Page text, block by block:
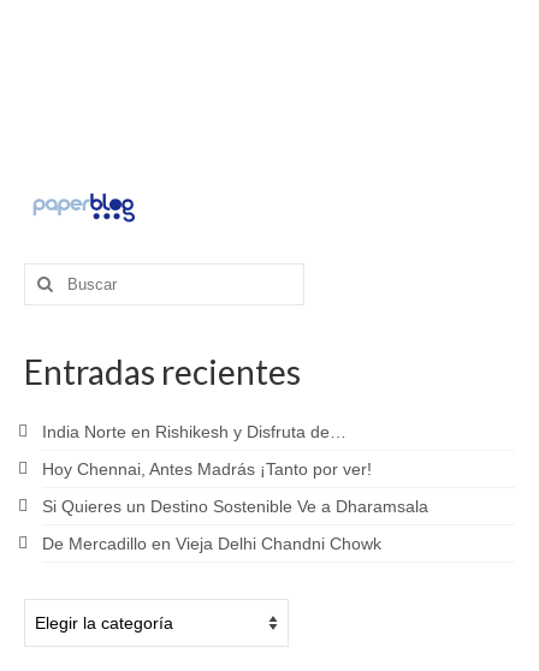
Buscar
por:
Entradas recientes
India Norte en Rishikesh y Disfruta de…
Hoy Chennai, Antes Madrás ¡Tanto por ver!
Si Quieres un Destino Sostenible Ve a Dharamsala
De Mercadillo en Vieja Delhi Chandni Chowk